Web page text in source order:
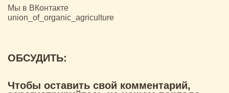
Мы в ВКонтакте
union_of_organic_agriculture
ОБСУДИТЬ:
Чтобы оставить свой комментарий,